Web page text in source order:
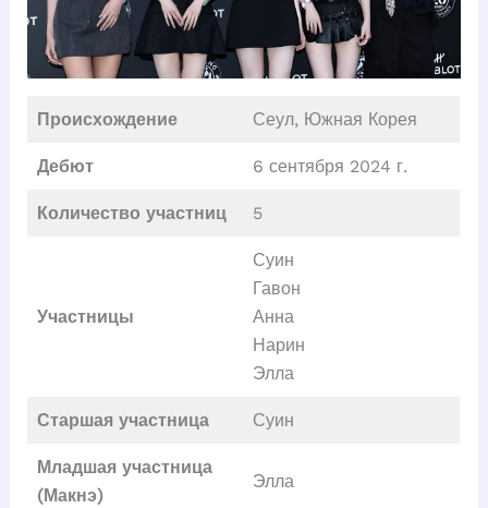
Происхождение Сеул, Южная Корея
Дебют 6 сентября 2024 г.
Количество участниц 5
Участницы
Суин
Гавон
Анна
Нарин
Элла
Старшая участница Суин
Младшая участница
(Макнэ)
Элла